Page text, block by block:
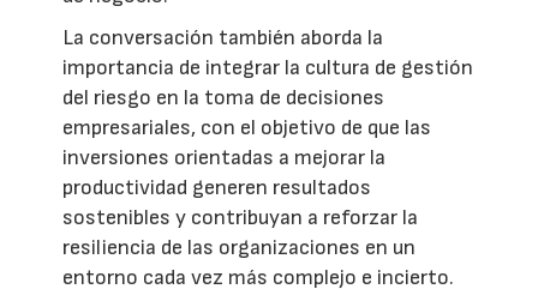
La conversación también aborda la
importancia de integrar la cultura de gestión
del riesgo en la toma de decisiones
empresariales, con el objetivo de que las
inversiones orientadas a mejorar la
productividad generen resultados
sostenibles y contribuyan a reforzar la
resiliencia de las organizaciones en un
entorno cada vez más complejo e incierto.